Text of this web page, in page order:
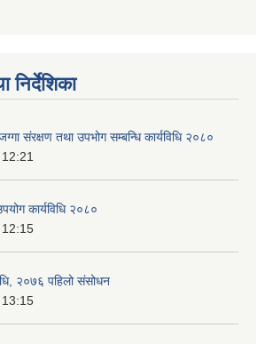
संरक्षण तथा उपभोग सम्बन्धि कार्यविधि २०८०
कार्यविधि २०८०
२०७६ पहिलो संसोधन